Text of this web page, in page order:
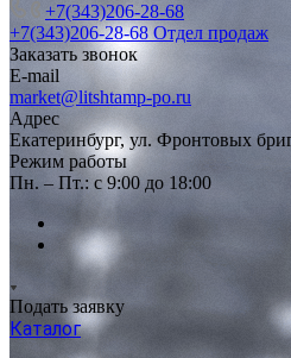
+7(343)206-28-68
+7(343)206-28-68 Отдел продаж
Заказать звонок
E-mail
market@litshtamp-po.ru
Адрес
Екатеринбург, ул. Фронтовых
Режим работы
Пн. – Пт.: с 9:00 до 18:00
Подать заявку
Каталог